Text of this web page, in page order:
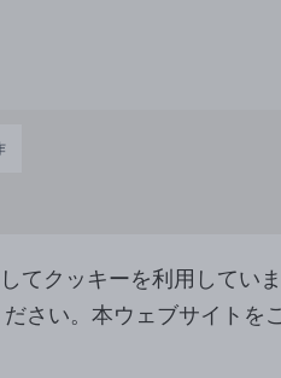
てクッキーを利用してい
さい。本ウェブサイトを